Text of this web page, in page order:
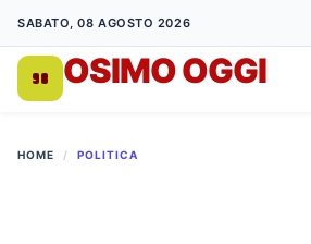
SABATO, 08 AGOSTO 2026
OSIMO OGGI
HOME / POLITICA